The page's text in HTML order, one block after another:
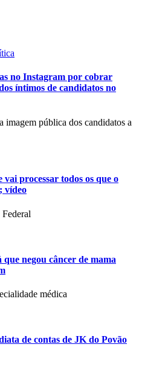
no Instagram por cobrar
íntimos de candidatos no
pública dos candidatos a
processar todos os que o
vídeo
negou câncer de mama
médica
de contas de JK do Povão